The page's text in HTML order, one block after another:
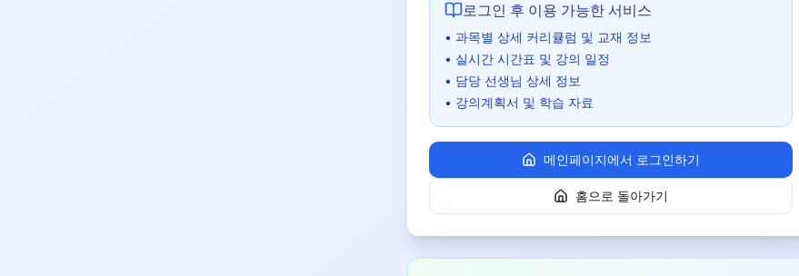
로그인 후 이용 가능한 서비스
• 과목별 상세 커리큘럼 및 교재 정보
• 실시간 시간표 및 강의 일정
• 담당 선생님 상세 정보
• 강의계획서 및 학습 자료
메인페이지에서 로그인하기
홈으로 돌아가기